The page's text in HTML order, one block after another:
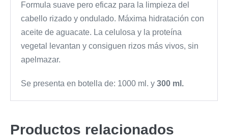
Formula suave pero eficaz para la limpieza del
cabello rizado y ondulado. Máxima hidratación con
aceite de aguacate. La celulosa y la proteína
vegetal levantan y consiguen rizos más vivos, sin
apelmazar.
Se presenta en botella de: 1000 ml. y 300 ml.
Productos relacionados